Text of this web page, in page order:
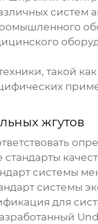
систем
такой
жгутов
системы
системы
для